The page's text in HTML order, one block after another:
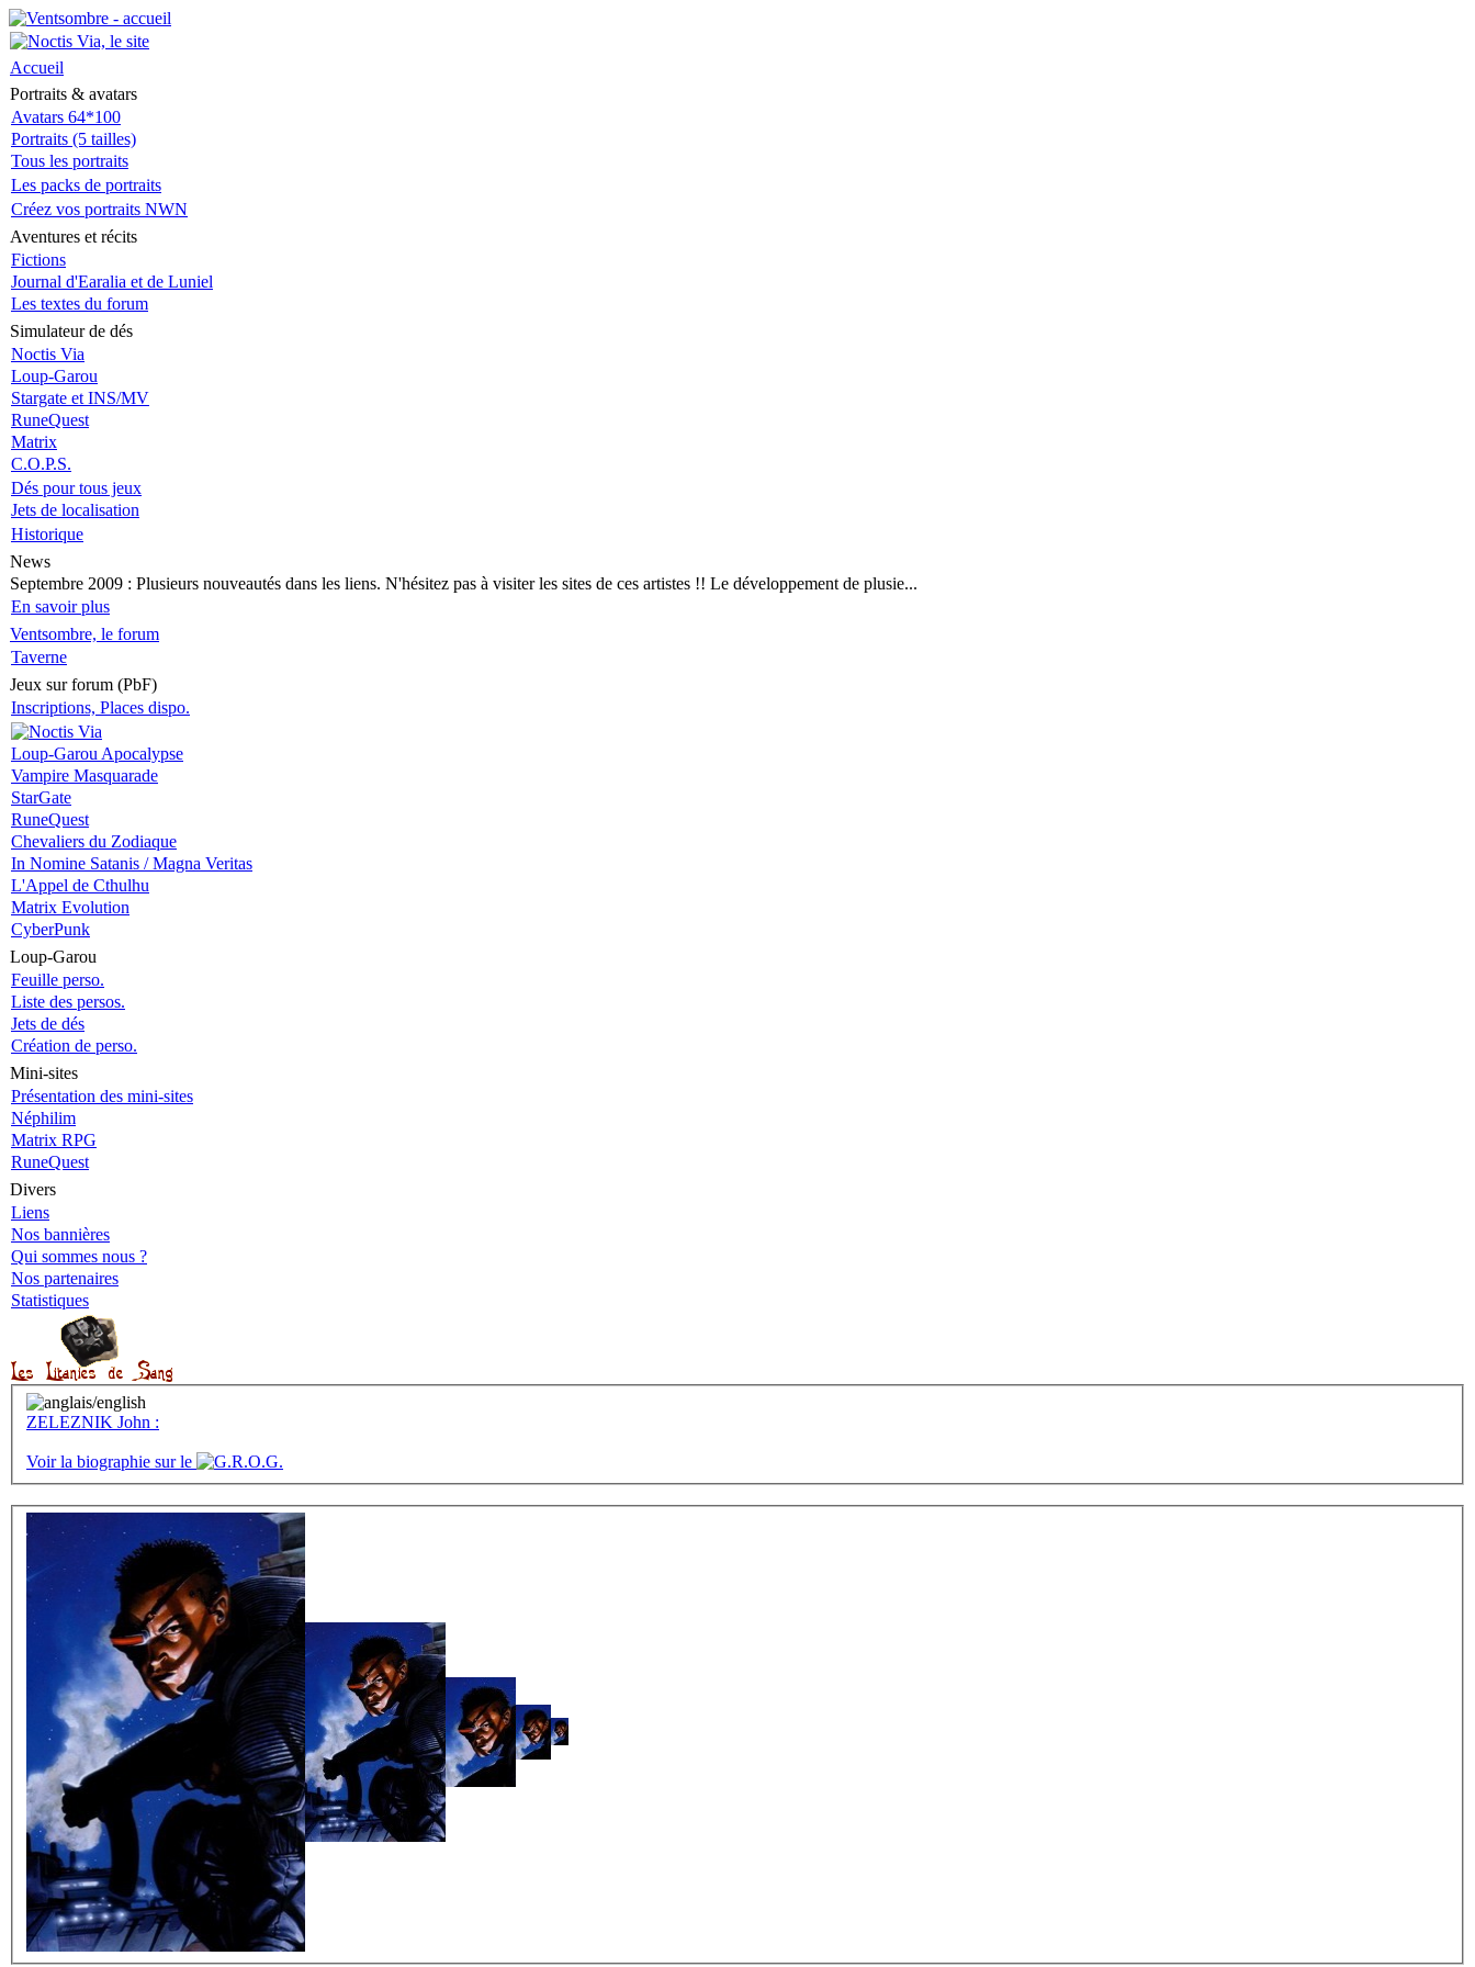
Accueil
Portraits & avatars
Avatars 64*100
Portraits (5 tailles)
Tous les portraits
Les packs de portraits
Créez vos portraits NWN
Aventures et récits
Fictions
Journal d'Earalia et de Luniel
Les textes du forum
Simulateur de dés
Noctis Via
Loup-Garou
Stargate et INS/MV
RuneQuest
Matrix
C.O.P.S.
Dés pour tous jeux
Jets de localisation
Historique
News
Septembre 2009 : Plusieurs nouveautés dans les liens. N'hésitez pas à visiter les sites de ces artistes !! Le développement de plusie...
En savoir plus
Ventsombre, le forum
Taverne
Jeux sur forum (PbF)
Inscriptions, Places dispo.
Loup-Garou Apocalypse
Vampire Masquarade
StarGate
RuneQuest
Chevaliers du Zodiaque
In Nomine Satanis / Magna Veritas
L'Appel de Cthulhu
Matrix Evolution
CyberPunk
Loup-Garou
Feuille perso.
Liste des persos.
Jets de dés
Création de perso.
Mini-sites
Présentation des mini-sites
Néphilim
Matrix RPG
RuneQuest
Divers
Liens
Nos bannières
Qui sommes nous ?
Nos partenaires
Statistiques
ZELEZNIK John :
Voir la biographie sur le